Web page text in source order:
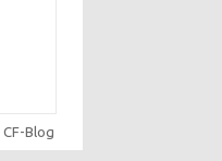
CF-Blog